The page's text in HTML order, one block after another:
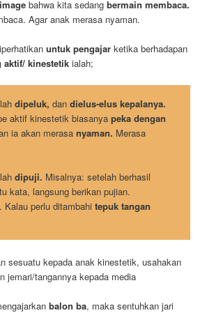
image bahwa kita sedang bermain membaca.
Agar anak merasa nyaman.
untuk pengajar ketika berhadapan
aktif/ kinestetik ialah;
dipeluk, dan dielus-elus kepalanya.
aktif kinestetik biasanyapeka dengan
ia akan merasa nyaman. Merasa
dipuji. Misalnya: setelah berhasil
kata, langsung berikan pujian.
. Kalau perlu ditambahi tepuk tangan
sesuatu kepada anak kinestetik, usahakan
jemari/tangannya kepada media
balon ba, maka sentuhkan jari